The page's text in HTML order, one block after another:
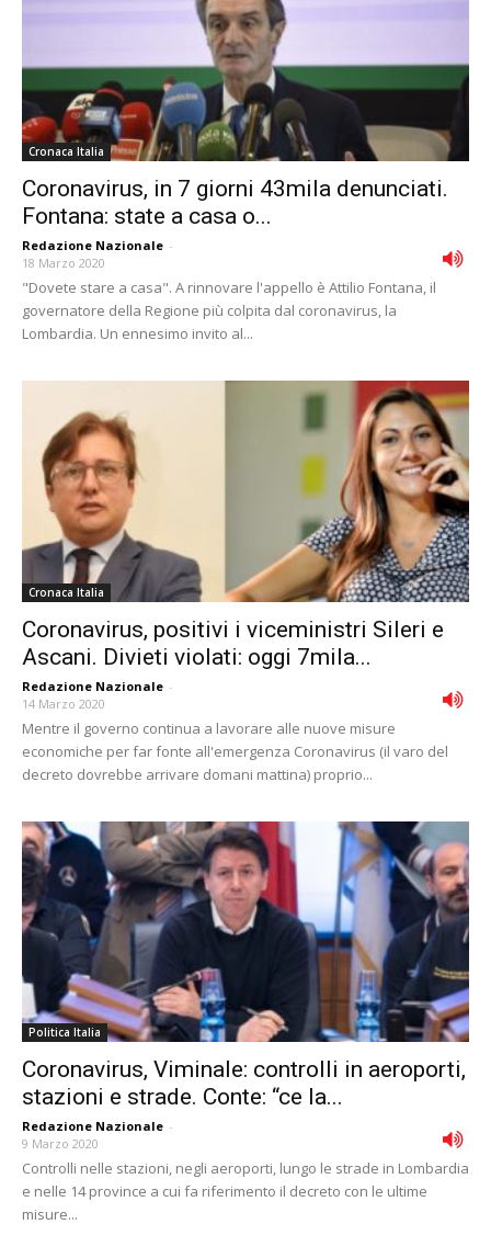
Cronaca Italia
Coronavirus, in 7 giorni 43mila denunciati.
Fontana: state a casa o...
Redazione Nazionale -
18 Marzo 2020
"Dovete stare a casa". A rinnovare l'appello è Attilio Fontana, il
governatore della Regione più colpita dal coronavirus, la
Lombardia. Un ennesimo invito al...
Cronaca Italia
Coronavirus, positivi i viceministri Sileri e
Ascani. Divieti violati: oggi 7mila...
Redazione Nazionale -
14 Marzo 2020
Mentre il governo continua a lavorare alle nuove misure
economiche per far fonte all'emergenza Coronavirus (il varo del
decreto dovrebbe arrivare domani mattina) proprio...
Politica Italia
Coronavirus, Viminale: controlli in aeroporti,
stazioni e strade. Conte: “ce la...
Redazione Nazionale -
9 Marzo 2020
Controlli nelle stazioni, negli aeroporti, lungo le strade in Lombardia
e nelle 14 province a cui fa riferimento il decreto con le ultime
misure...